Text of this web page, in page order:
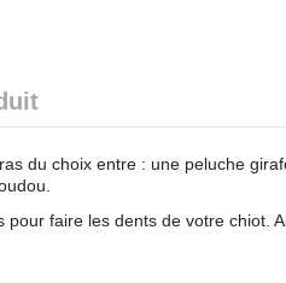
du choix entre : une peluche
faire les dents de votre chiot.